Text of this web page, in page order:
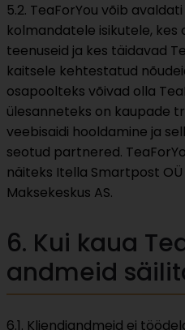
5.2. TeaForYou võib
kolmandatele isikutele, kes
teenuseid ja kes täidavad
kaitsele kehtestatud
osapoolteks võivad olla
ülesanneteks on kaupade
veebisaidi hooldamine ja
seotud partnered.
näiteks Itella Smartpost
Maksekeskus AS.
6. Kui kaua
andmeid
6.1. Kliendiandmeid ei